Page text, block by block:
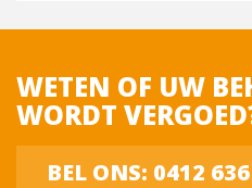
Uw bericht
WETEN OF UW
WORDT
BEL ONS: 0412